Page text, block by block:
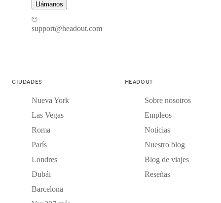
Llámanos
support@headout.com
CIUDADES
Nueva York
Las Vegas
Roma
París
Londres
Dubái
Barcelona
HEADOUT
Sobre nosotros
Empleos
Noticias
Nuestro blog
Blog de viajes
Reseñas